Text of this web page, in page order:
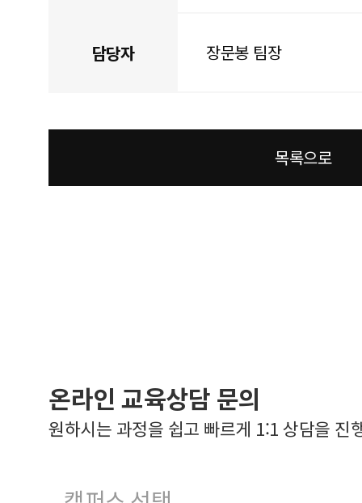
담당자 장문봉 팀장
목록으로
온라인 교육상담 문의
원하시는 과정을 쉽고 빠르게 1:1 상담을 진